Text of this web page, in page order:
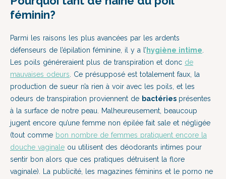
féminin?
Parmi les raisons les plus avancées par les ardents
défenseurs de l’épilation féminine, il y a l’ hygiène intime
Les poils généreraient plus de transpiration et donc de
mauvaises odeurs . Ce présupposé est totalement faux, la
production de sueur n’a rien à voir avec les poils, et les
odeurs de transpiration proviennent de bactéries présentes
à la surface de notre peau. Malheureusement, beaucoup
jugent encore qu’une femme non épilée fait sale et négligée
(tout comme bon nombre de femmes pratiquent encore la
douche vaginale ou utilisent des déodorants intimes pour
sentir bon alors que ces pratiques détruisent la flore
vaginale). La publicité, les magazines féminins et le porno ne